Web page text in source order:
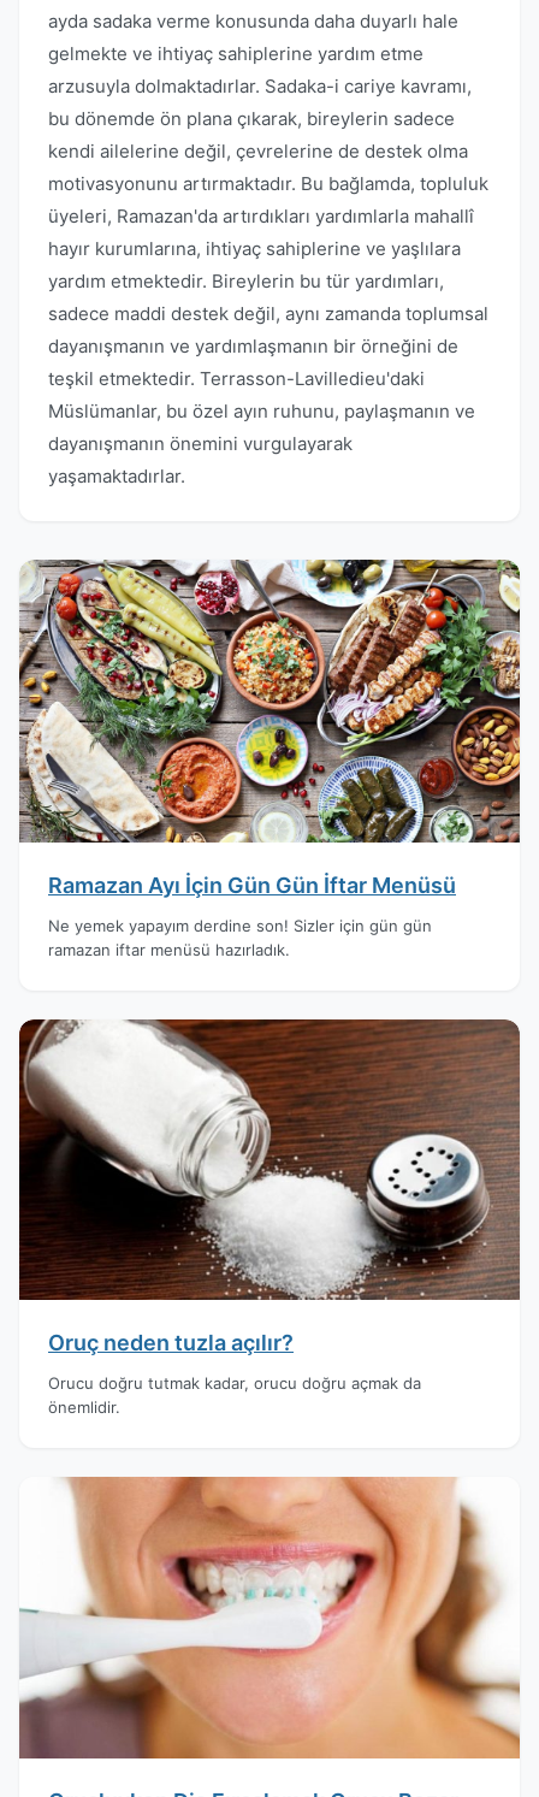
ayda sadaka verme konusunda daha duyarlı hale
gelmekte ve ihtiyaç sahiplerine yardım etme
arzusuyla dolmaktadırlar. Sadaka-i cariye kavramı,
bu dönemde ön plana çıkarak, bireylerin sadece
kendi ailelerine değil, çevrelerine de destek olma
motivasyonunu artırmaktadır. Bu bağlamda, topluluk
üyeleri, Ramazan'da artırdıkları yardımlarla mahallî
hayır kurumlarına, ihtiyaç sahiplerine ve yaşlılara
yardım etmektedir. Bireylerin bu tür yardımları,
sadece maddi destek değil, aynı zamanda toplumsal
dayanışmanın ve yardımlaşmanın bir örneğini de
teşkil etmektedir. Terrasson-Lavilledieu'daki
Müslümanlar, bu özel ayın ruhunu, paylaşmanın ve
dayanışmanın önemini vurgulayarak
yaşamaktadırlar.
Ramazan Ayı İçin Gün Gün İftar Menüsü
Ne yemek yapayım derdine son! Sizler için gün gün
ramazan iftar menüsü hazırladık.
Oruç neden tuzla açılır?
Orucu doğru tutmak kadar, orucu doğru açmak da
önemlidir.